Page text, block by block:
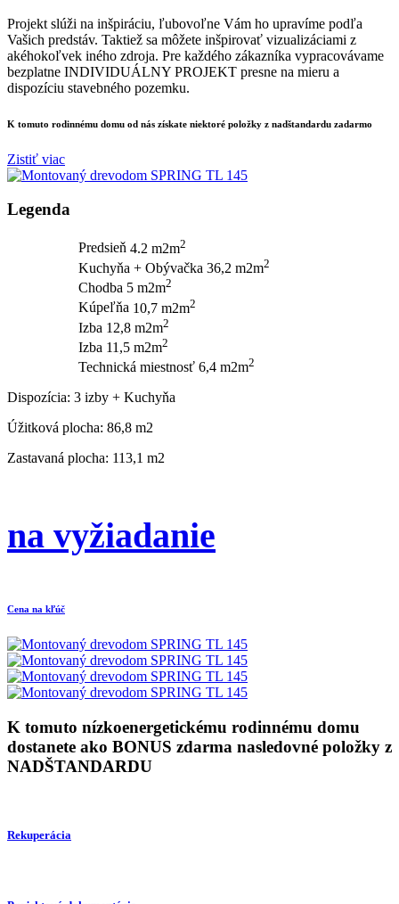
Projekt slúži na inšpiráciu, ľubovoľne Vám ho upravíme podľa
Vašich predstáv. Taktiež sa môžete inšpirovať vizualizáciami z
akéhokoľvek iného zdroja. Pre každého zákazníka vypracovávame
bezplatne INDIVIDUÁLNY PROJEKT presne na mieru a
dispozíciu stavebného pozemku.
K tomuto rodinnému domu od nás získate niektoré položky z nadštandardu zadarmo
Zistiť viac
Legenda
Predsieň 4.2 m2m2
Kuchyňa + Obývačka 36,2 m2m2
Chodba 5 m2m2
Kúpeľňa 10,7 m2m2
Izba 12,8 m2m2
Izba 11,5 m2m2
Technická miestnosť 6,4 m2m2
Dispozícia: 3 izby + Kuchyňa
Úžitková plocha: 86,8 m2
Zastavaná plocha: 113,1 m2
na vyžiadanie
Cena na kľúč
K tomuto nízkoenergetickému rodinnému domu
dostanete ako BONUS zdarma nasledovné položky z
NADŠTANDARDU
Rekuperácia